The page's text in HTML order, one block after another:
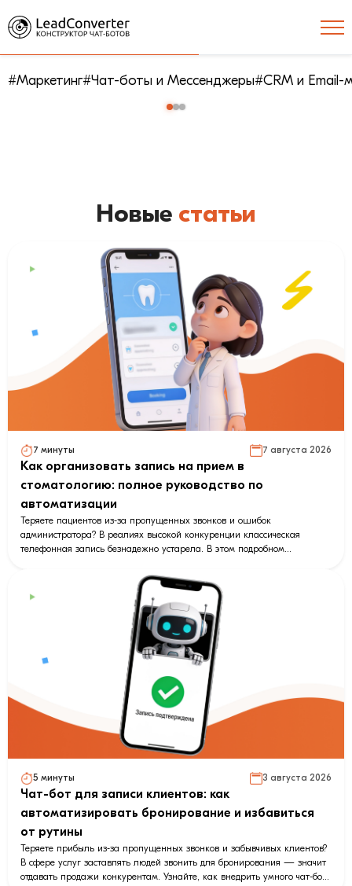
#Маркетинг#Чат-боты и Мессенджеры#CRM и Email-
Новые статьи
7 минуты 7 августа 2026
Как организовать запись на прием в
стоматологию: полное руководство по
автоматизации
Теряете пациентов из-за пропущенных звонков и ошибок
администратора? В реалиях высокой конкуренции классическая
телефонная запись безнадежно устарела. В этом подробном
визитов в стоматологию и кратно увеличить заполняемость кресел. Вы
узнаете, почему мессенджеры эффективнее виджетов на сайте, как
автоматические напоминания снижают неявки на 70%, и как чат-боты
возвращают «спящих» клиентов. Внутри — пошаговая инструкция по
настройке идеальной онлайн-регистратуры на базе нового модуля
бронирования LeadConverter и интеграции с вашей CRM без единой
строчки кода.
5 минуты 3 августа 2026
Чат-бот для записи клиентов: как
автоматизировать бронирование и избавиться
от рутины
Теряете прибыль из-за пропущенных звонков и забывчивых клиентов?
В сфере услуг заставлять людей звонить для бронирования — значит
отдавать продажи конкурентам. Узнайте, как внедрить умного чат-бота